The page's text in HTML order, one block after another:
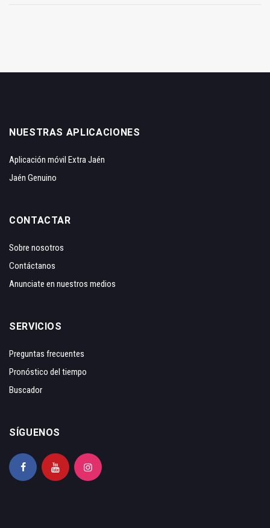
NUESTRAS APLICACIONES
Aplicación móvil Extra Jaén
Jaén Genuino
CONTACTAR
Sobre nosotros
Contáctanos
Anunciate en nuestros medios
SERVICIOS
Preguntas frecuentes
Pronóstico del tiempo
Buscador
SÍGUENOS